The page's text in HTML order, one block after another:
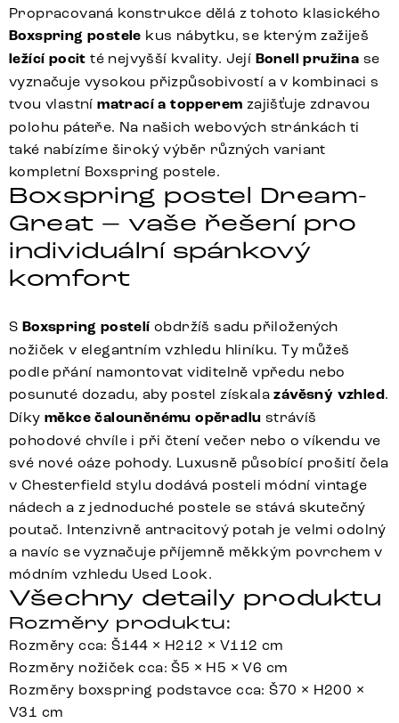
Propracovaná konstrukce dělá z tohoto klasického
Boxspring postele kus nábytku, se kterým zažiješ
ležící pocit té nejvyšší kvality. Její Bonell pružina se
vyznačuje vysokou přizpůsobivostí a v kombinaci s
tvou vlastnímatrací a topperem zajišťuje zdravou
polohu páteře. Na našich webových stránkách ti
také nabízíme široký výběr různých variant
kompletní Boxspring postele.
Boxspring postel Dream-
Great – vaše řešení pro
individuální spánkový
komfort
S Boxspring postelí obdržíš sadu přiložených
nožiček v elegantním vzhledu hliníku. Ty můžeš
podle přání namontovat viditelně vpředu nebo
posunuté dozadu, aby postel získalazávěsný vzhled.
Díky měkce čalouněnému opěradlu strávíš
pohodové chvíle i při čtení večer nebo o víkendu ve
své nové oáze pohody. Luxusně působící prošití čela
v Chesterfield stylu dodává posteli módní vintage
nádech a z jednoduché postele se stává skutečný
poutač. Intenzivně antracitový potah je velmi odolný
a navíc se vyznačuje příjemně měkkým povrchem v
módním vzhledu Used Look.
Všechny detaily produktu
Rozměry produktu:
Rozměry cca: Š144 × H212 × V112 cm
Rozměry nožiček cca: Š5 × H5 × V6 cm
Rozměry boxspring podstavce cca: Š70 × H200 ×
V31 cm